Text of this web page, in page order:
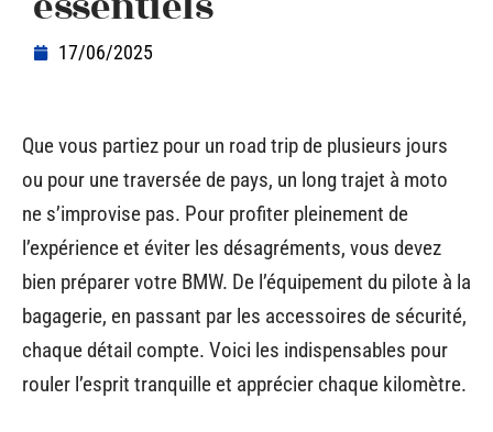
17/06/2025
Que vous partiez pour un road trip de plusieurs jours
ou pour une traversée de pays, un long trajet à moto
ne s’improvise pas. Pour profiter pleinement de
l’expérience et éviter les désagréments, vous devez
bien préparer votre BMW. De l’équipement du pilote à la
bagagerie, en passant par les accessoires de sécurité,
chaque détail compte. Voici les indispensables pour
rouler l’esprit tranquille et apprécier chaque kilomètre.